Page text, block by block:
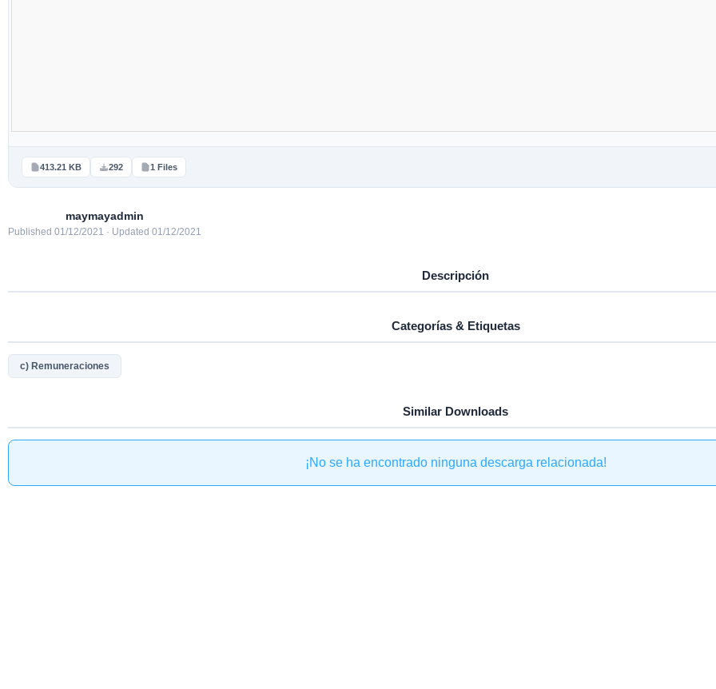
413.21 KB 292 1 Files
maymayadmin
Published 01/12/2021 · Updated 01/12/2021
Descripción
Categorías & Etiquetas
c) Remuneraciones
Similar Downloads
¡No se ha encontrado ninguna descarga relacionada!